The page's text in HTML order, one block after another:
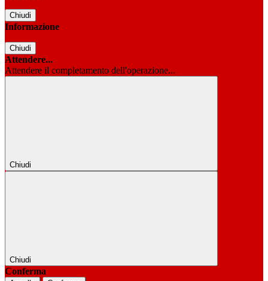
Chiudi
Informazione
Chiudi
Attendere...
Attendere il completamento dell'operazione...
Chiudi
Chiudi
Conferma